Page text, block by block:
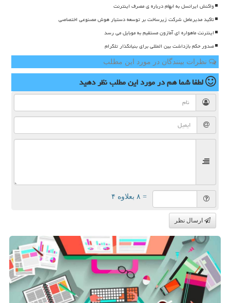
واکنش ایرانسل به ابهام درباره ی مصرف اینترنت
تاکید مدیرعامل شرکت زیرساخت بر توسعه دستیار هوش مصنوعی اختصاصی
اینترنت ماهواره ای آمازون مستقیم به موبایل می رسد
صدور حکم بازداشت بین المللی برای بنیانگذار تلگرام
نظرات بینندگان در مورد این مطلب
لطفا شما همدر مورد این مطلبنظر دهید
= ۸ بعلاوه ۴
ارسال نظر